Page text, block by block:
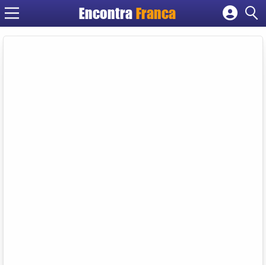
Encontra Franca
Cadastrar empresa